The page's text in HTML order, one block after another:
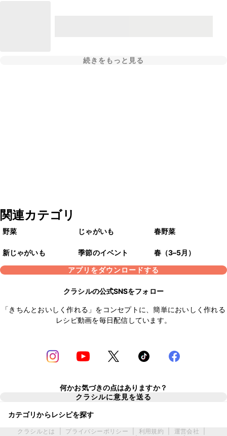
続きをもっと見る
関連カテゴリ
野菜 じゃがいも 春野菜
新じゃがいも 季節のイベント
春（3–5月）
アプリをダウンロードする
クラシルの公式SNSをフォロー
「きちんとおいしく作れる」をコンセプトに、簡単においしく作れる
レシピ動画を毎日配信しています。
何かお気づきの点はありますか？
クラシルに意見を送る
カテゴリからレシピを探す
クラシルとは プライバシーポリシー 利用規約 運営会社